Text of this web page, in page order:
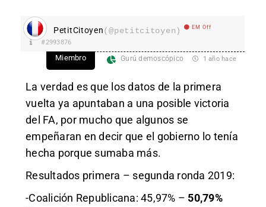
PetitCitoyen(@petitcitoyen) EM Off
#2993876
Miembro Gurú demoscópico 1 año hace
La verdad es que los datos de la primera
vuelta ya apuntaban a una posible victoria
del FA, por mucho que algunos se
empeñaran en decir que el gobierno lo tenía
hecha porque sumaba más.
Resultados primera – segunda ronda 2019:
-Coalición Republicana: 45,97% – 50,79%